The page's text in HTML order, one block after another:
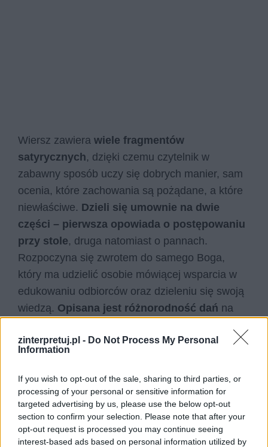
zinterpretuj.pl - Do Not Process My Personal
Information
If you wish to opt-out of the sale, sharing to third parties, or
processing of your personal or sensitive information for
targeted advertising by us, please use the below opt-out
section to confirm your selection. Please note that after your
opt-out request is processed you may continue seeing
interest-based ads based on personal information utilized by
Wiersz zawiera wiele fragmentów
satyrycznych, dzięki czemu czytelnik w
zabawny sposób uczy się dobrych manier, sam
ocenia, które zachowania są pożądane, a które
niewłaściwe. Dzieli się umownie na dwie
części – pierwsza opowiada o postępowaniu
przy stole, druga natomiast o pannach.
Rozpoczyna się zwrotem do samego Boga,
który ma udzielić osobie mówiącej wsparcia w
edukowaniu odbiorców oraz dzieleniu się swoją
wiedzą. Opisana jest różnorodność dań na
serwowanych przez szczodrego gospodarza.
odpocząć i oderwać myśli od codziennych
trudności.
Następnie podmiot liryczny opowiada o
obyczajach panujących przy stole, wiersz jest